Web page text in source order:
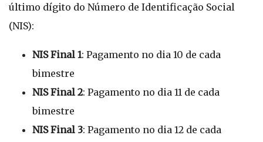
último dígito do Número de Identificação Social
(NIS):
NIS Final 1: Pagamento no dia 10 de cada
bimestre
NIS Final 2: Pagamento no dia 11 de cada
bimestre
NIS Final 3: Pagamento no dia 12 de cada